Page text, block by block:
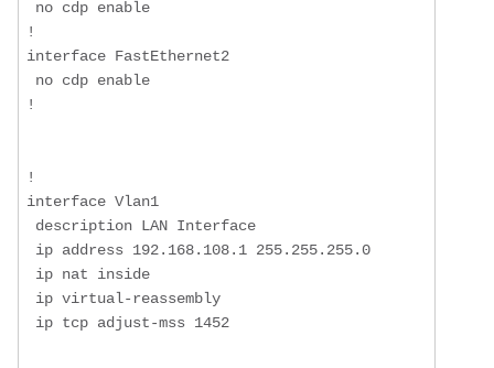
!
interface FastEthernet2
!
!
interface Vlan1